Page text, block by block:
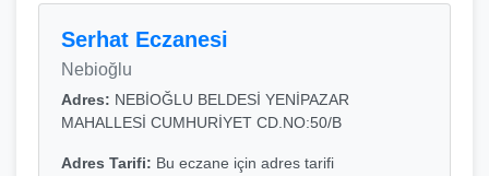
Serhat Eczanesi
Nebioğlu
Adres: NEBİOĞLU BELDESİ YENİPAZAR
MAHALLESİ CUMHURİYET CD.NO:50/B
Adres Tarifi: Bu eczane için adres tarifi